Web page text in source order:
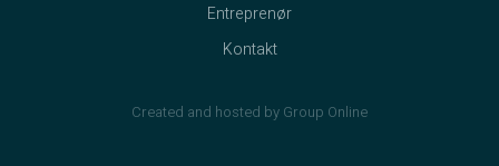
Entreprenør
Kontakt
Created and hosted by Group Online